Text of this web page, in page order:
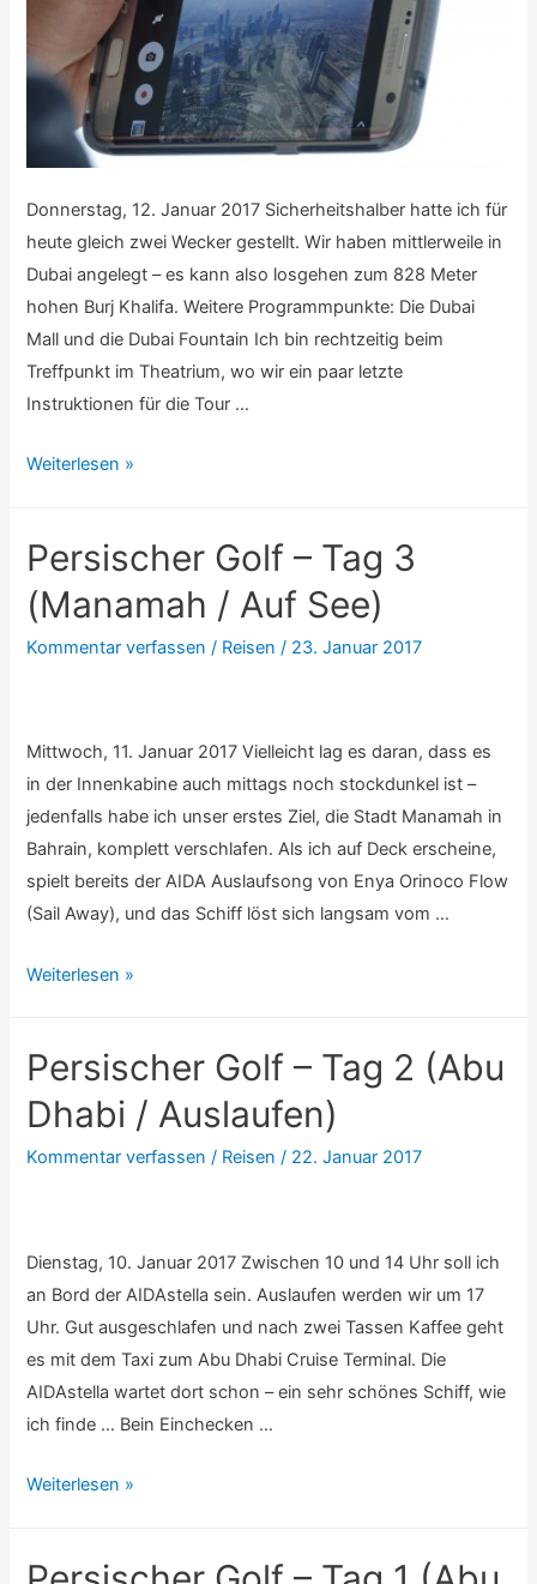
Donnerstag, 12. Januar 2017 Sicherheitshalber hatte ich für
heute gleich zwei Wecker gestellt. Wir haben mittlerweile in
Dubai angelegt – es kann also losgehen zum 828 Meter
hohen Burj Khalifa. Weitere Programmpunkte: Die Dubai
Mall und die Dubai Fountain Ich bin rechtzeitig beim
Treffpunkt im Theatrium, wo wir ein paar letzte
Instruktionen für die Tour …
Persischer
Tag
4
(Dubai
/
Weiterlesen »
Persischer Golf – Tag 3
(Manamah / Auf See)
Kommentar verfassen / Reisen / 23. Januar 2017
Mittwoch, 11. Januar 2017 Vielleicht lag es daran, dass es
in der Innenkabine auch mittags noch stockdunkel ist –
jedenfalls habe ich unser erstes Ziel, die Stadt Manamah in
Bahrain, komplett verschlafen. Als ich auf Deck erscheine,
spielt bereits der AIDA Auslaufsong von Enya Orinoco Flow
(Sail Away), und das Schiff löst sich langsam vom …
Persischer
Tag
3
(Manamah
/
Weiterlesen »
Persischer Golf – Tag 2 (Abu
Dhabi / Auslaufen)
Kommentar verfassen / Reisen / 22. Januar 2017
Dienstag, 10. Januar 2017 Zwischen 10 und 14 Uhr soll ich
an Bord der AIDAstella sein. Auslaufen werden wir um 17
Uhr. Gut ausgeschlafen und nach zwei Tassen Kaffee geht
es mit dem Taxi zum Abu Dhabi Cruise Terminal. Die
AIDAstella wartet dort schon – ein sehr schönes Schiff, wie
ich finde … Bein Einchecken …
Persischer
Weiterlesen »